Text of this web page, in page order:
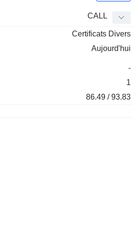
Elasticité Levier Parité
CALL
Certificats Divers
Aujourd'hui
-
1
86.49 / 93.83